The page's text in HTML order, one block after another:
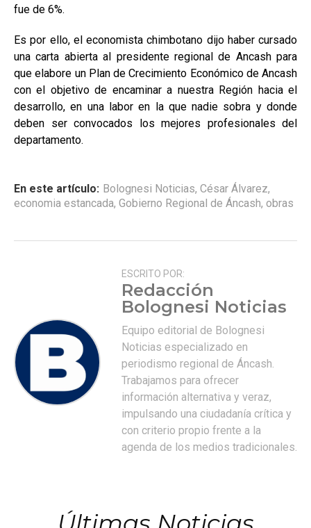
fue de 6%.
Es por ello, el economista chimbotano dijo haber cursado
una carta abierta al presidente regional de Ancash para
que elabore un Plan de Crecimiento Económico de Ancash
con el objetivo de encaminar a nuestra Región hacia el
desarrollo, en una labor en la que nadie sobra y donde
deben ser convocados los mejores profesionales del
departamento.
En este artículo: Bolognesi Noticias, César Álvarez,
economia estancada, Gobierno Regional de Áncash, obras
ESCRITO POR:
Redacción
Bolognesi Noticias
Equipo editorial de Bolognesi
Noticias especializado en
periodismo regional de Áncash.
Trabajamos para ofrecer
información alternativa y veraz,
impulsando una ciudadanía crítica y
con criterio propio frente a la
agenda de los medios tradicionales.